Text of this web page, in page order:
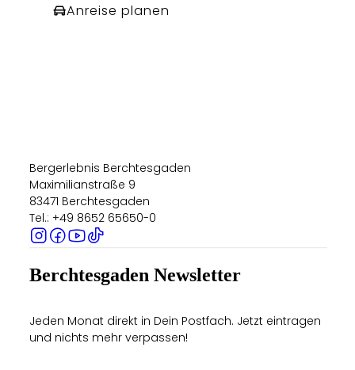
Anreise planen
Bergerlebnis Berchtesgaden
Maximilianstraße 9
83471 Berchtesgaden
Tel.: +49 8652 65650-0
Berchtesgaden Newsletter
Jeden Monat direkt in Dein Postfach. Jetzt eintragen
und nichts mehr verpassen!